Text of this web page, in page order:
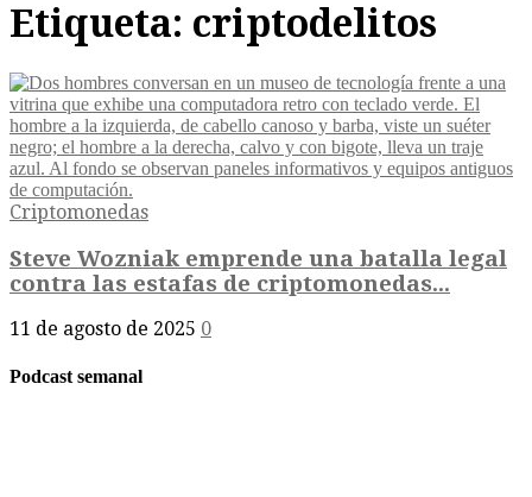
Etiqueta: criptodelitos
Criptomonedas
Steve Wozniak emprende una batalla legal
contra las estafas de criptomonedas...
11 de agosto de 2025 0
Podcast semanal